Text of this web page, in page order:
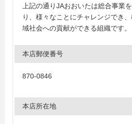
上記の通りJAおおいたは総合事業
り、様々なことにチャレンジでき
域社会への貢献ができる組織です。
本店郵便番号
870-0846
本店所在地